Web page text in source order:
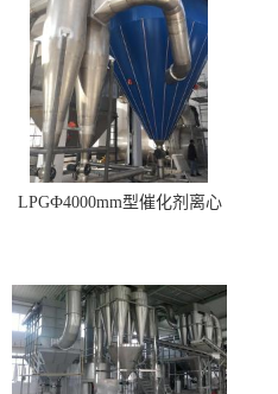
LPGФ4000mm型催化剂离心